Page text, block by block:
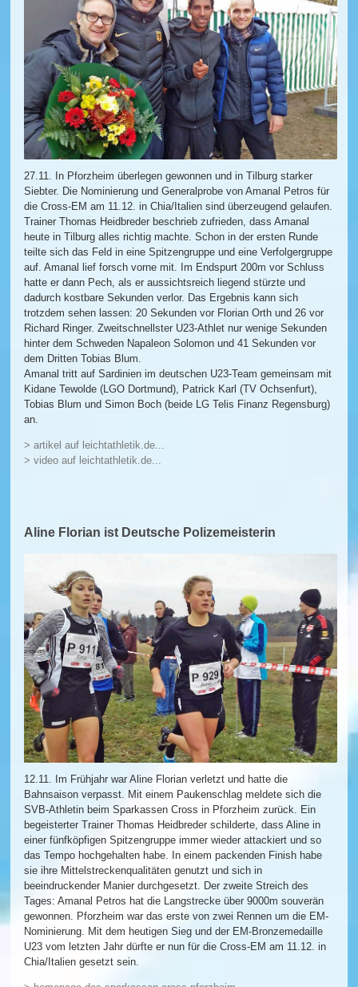
27.11. In Pforzheim überlegen gewonnen und in Tilburg starker
Siebter. Die Nominierung und Generalprobe von Amanal Petros für
die Cross-EM am 11.12. in Chia/Italien sind überzeugend gelaufen.
Trainer Thomas Heidbreder beschrieb zufrieden, dass Amanal
heute in Tilburg alles richtig machte. Schon in der ersten Runde
teilte sich das Feld in eine Spitzengruppe und eine Verfolgergruppe
auf. Amanal lief forsch vorne mit. Im Endspurt 200m vor Schluss
hatte er dann Pech, als er aussichtsreich liegend stürzte und
dadurch kostbare Sekunden verlor. Das Ergebnis kann sich
trotzdem sehen lassen: 20 Sekunden vor Florian Orth und 26 vor
Richard Ringer. Zweitschnellster U23-Athlet nur wenige Sekunden
hinter dem Schweden Napaleon Solomon und 41 Sekunden vor
dem Dritten Tobias Blum.
Amanal tritt auf Sardinien im deutschen U23-Team gemeinsam mit
Kidane Tewolde (LGO Dortmund), Patrick Karl (TV Ochsenfurt),
Tobias Blum und Simon Boch (beide LG Telis Finanz Regensburg)
an.
> artikel auf leichtathletik.de...
> video auf leichtathletik.de...
Aline Florian ist Deutsche Polizemeisterin
12.11. Im Frühjahr war Aline Florian verletzt und hatte die
Bahnsaison verpasst. Mit einem Paukenschlag meldete sich die
SVB-Athletin beim Sparkassen Cross in Pforzheim zurück. Ein
begeisterter Trainer Thomas Heidbreder schilderte, dass Aline in
einer fünfköpfigen Spitzengruppe immer wieder attackiert und so
das Tempo hochgehalten habe. In einem packenden Finish habe
sie ihre Mittelstreckenqualitäten genutzt und sich in
beeindruckender Manier durchgesetzt. Der zweite Streich des
Tages: Amanal Petros hat die Langstrecke über 9000m souverän
gewonnen. Pforzheim war das erste von zwei Rennen um die EM-
Nominierung. Mit dem heutigen Sieg und der EM-Bronzemedaille
U23 vom letzten Jahr dürfte er nun für die Cross-EM am 11.12. in
Chia/Italien gesetzt sein.